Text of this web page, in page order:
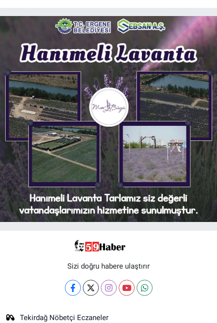
Sizi doğru habere ulaştırır
Tekirdağ Nöbetçi Eczaneler